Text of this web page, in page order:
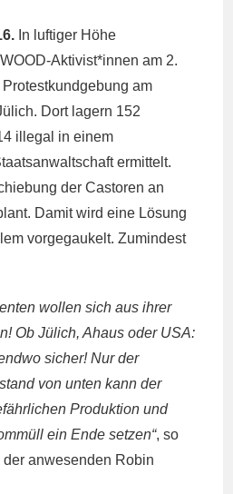
In luftiger Höhe
Aktivist*innen am 2.
am
Dort lagern 152
illegal in einem
ermittelt.
der Castoren an
Damit wird eine Lösung
vorgegaukelt. Zumindest
wollen sich aus ihrer
Ob Jülich, Ahaus oder USA:
sicher! Nur der
von unten kann der
Produktion und
ein Ende setzen“, so
anwesenden Robin